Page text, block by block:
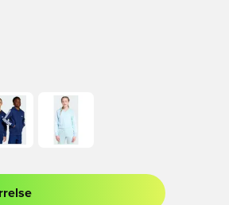
dig som medlem